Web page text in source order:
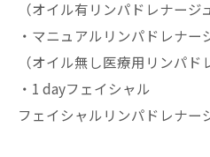
（オイル有リンパドレナージ
・マニュアルリンパドレナー
（オイル無し医療用リンパド
・1 dayフェイシャル
フェイシャルリンパドレナー